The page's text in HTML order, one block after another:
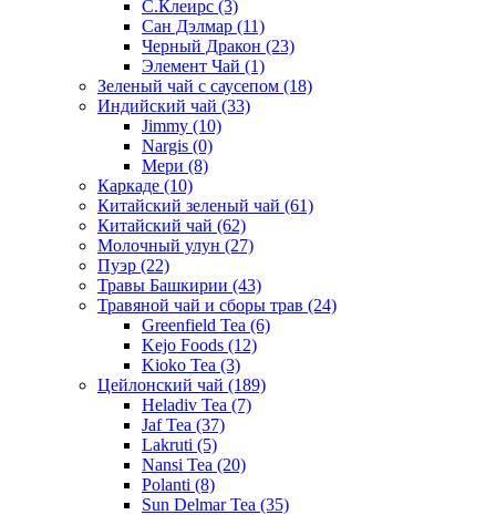
С.Клеирс (3)
Сан Дэлмар (11)
Черный Дракон (23)
Элемент Чай (1)
Зеленый чай с саусепом (18)
Индийский чай (33)
Jimmy (10)
Nargis (0)
Мери (8)
Каркаде (10)
Китайский зеленый чай (61)
Китайский чай (62)
Молочный улун (27)
Пуэр (22)
Травы Башкирии (43)
Травяной чай и сборы трав (24)
Greenfield Tea (6)
Kejo Foods (12)
Kioko Tea (3)
Цейлонский чай (189)
Heladiv Tea (7)
Jaf Tea (37)
Lakruti (5)
Nansi Tea (20)
Polanti (8)
Sun Delmar Tea (35)